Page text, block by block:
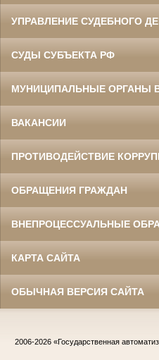
УПРАВЛЕНИЕ СУДЕБНОГО
СУДЫ СУБЪЕКТА РФ
МУНИЦИПАЛЬНЫЕ ОРГАНЫ
ВАКАНСИИ
ПРОТИВОДЕЙСТВИЕ
ОБРАЩЕНИЯ ГРАЖДАН
ВНЕПРОЦЕССУАЛЬНЫЕ
КАРТА САЙТА
ОБЫЧНАЯ ВЕРСИЯ САЙТА
2006-2026 «Государственная